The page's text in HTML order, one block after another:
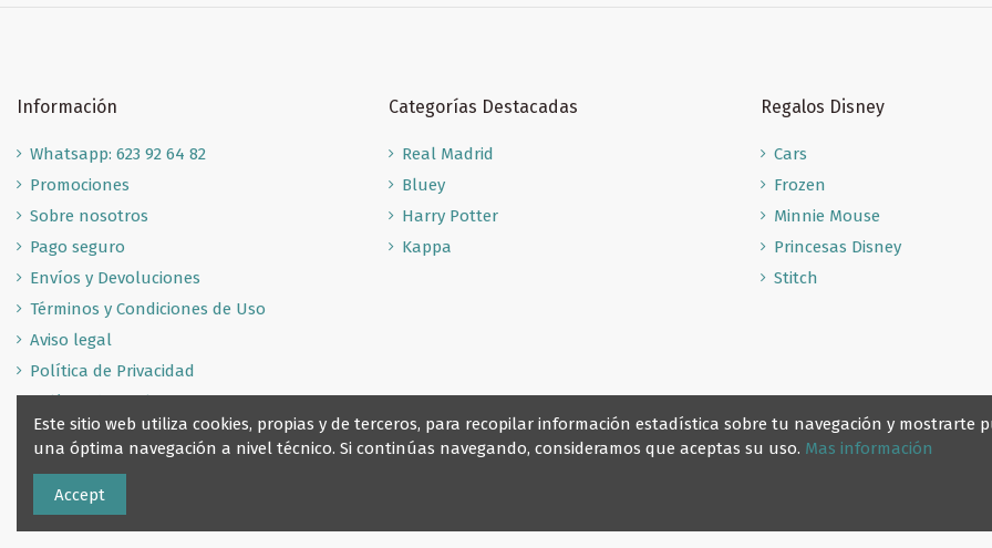
Información
Whatsapp: 623 92 64 82
Promociones
Sobre nosotros
Pago seguro
Envíos y Devoluciones
Términos y Condiciones de Uso
Aviso legal
Política de Privacidad
Política de Cookies
Categorías Destacadas
Real Madrid
Bluey
Harry Potter
Kappa
Regalos Disney
Cars
Frozen
Minnie Mouse
Princesas Disney
Stitch
Este sitio web utiliza cookies, propias y de terceros, para recopilar información estadística sobre tu navegación y
una óptima navegación a nivel técnico. Si continúas navegando, consideramos que aceptas su uso. Mas información
Accept